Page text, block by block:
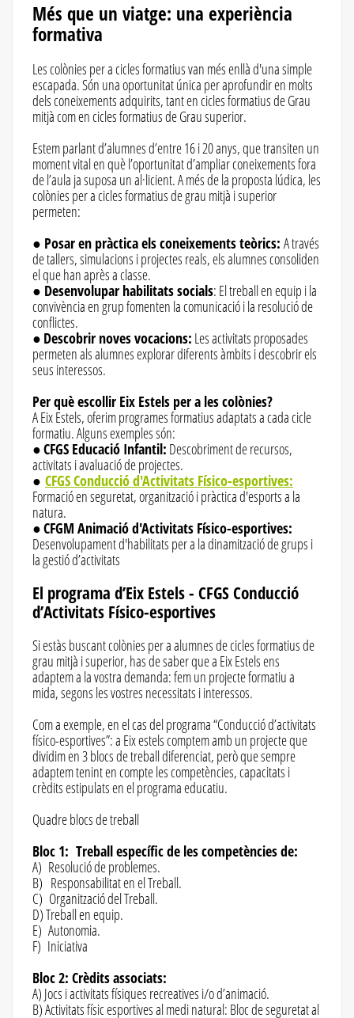
Més que un viatge: una experiència
formativa
Les colònies per a cicles formatius van més enllà d'una simple
escapada. Són una oportunitat única per aprofundir en molts
dels coneixements adquirits, tant en cicles formatius de Grau
mitjà com en cicles formatius de Grau superior.
Estem parlant d’alumnes d’entre 16 i 20 anys, que transiten un
moment vital en què l’oportunitat d’ampliar coneixements fora
de l’aula ja suposa un al·licient. A més de la proposta lúdica, les
colònies per a cicles formatius de grau mitjà i superior
permeten:
● Posar en pràctica els coneixements teòrics: A través
de tallers, simulacions i projectes reals, els alumnes consoliden
el que han après a classe.
● Desenvolupar habilitats socials: El treball en equip i la
convivència en grup fomenten la comunicació i la resolució de
conflictes.
● Descobrir noves vocacions: Les activitats proposades
permeten als alumnes explorar diferents àmbits i descobrir els
seus interessos.
Per què escollir Eix Estels per a les colònies?
A Eix Estels, oferim programes formatius adaptats a cada cicle
formatiu. Alguns exemples són:
●CFGS Educació Infantil: Descobriment de recursos,
activitats i avaluació de projectes.
● CFGS Conducció d'Activitats Físico-esportives:
Formació en seguretat, organització i pràctica d'esports a la
natura.
●CFGM Animació d'Activitats Físico-esportives:
Desenvolupament d'habilitats per a la dinamització de grups i
la gestió d’activitats
El programa d’Eix Estels - CFGS Conducció
d’Activitats Físico-esportives
Si estàs buscant colònies per a alumnes de cicles formatius de
grau mitjà i superior, has de saber que a Eix Estels ens
adaptem a la vostra demanda: fem un projecte formatiu a
mida, segons les vostres necessitats i interessos.
Com a exemple, en el cas del programa “Conducció d’activitats
físico-esportives”: a Eix estels comptem amb un projecte que
dividim en 3 blocs de treball diferenciat, però que sempre
adaptem tenint en compte les competències, capacitats i
crèdits estipulats en el programa educatiu.
Quadre blocs de treball
Bloc 1: Treball específic de les competències de:
A) Resolució de problemes.
B) Responsabilitat en el Treball.
C) Organització del Treball.
D) Treball en equip.
E) Autonomia.
F) Iniciativa
Bloc 2: Crèdits associats:
A) Jocs i activitats físiques recreatives i/o d’animació.
B) Activitats físic esportives al medi natural: Bloc de seguretat al